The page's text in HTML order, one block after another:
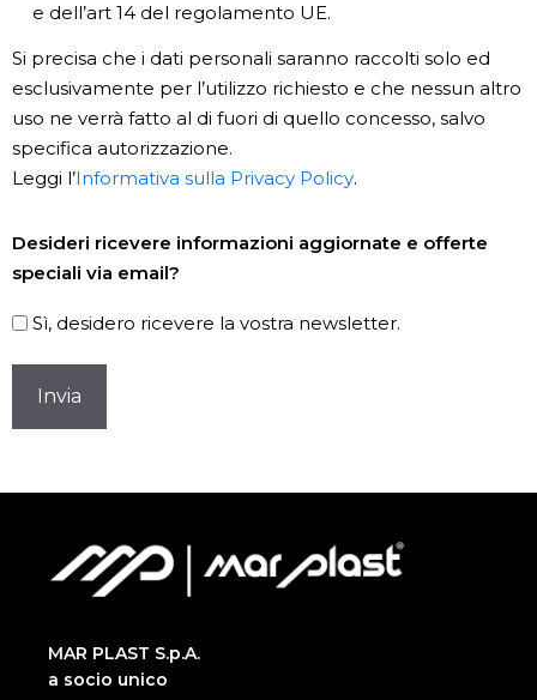
e dell’art 14 del regolamento UE.
Si precisa che i dati personali saranno raccolti solo ed
esclusivamente per l’utilizzo richiesto e che nessun altro
uso ne verrà fatto al di fuori di quello concesso, salvo
specifica autorizzazione.
Leggi l’Informativa sulla Privacy Policy.
Desideri ricevere informazioni aggiornate e offerte
speciali via email?
Sì, desidero ricevere la vostra newsletter.
CAPTCHA
MAR PLAST S.p.A.
a socio unico